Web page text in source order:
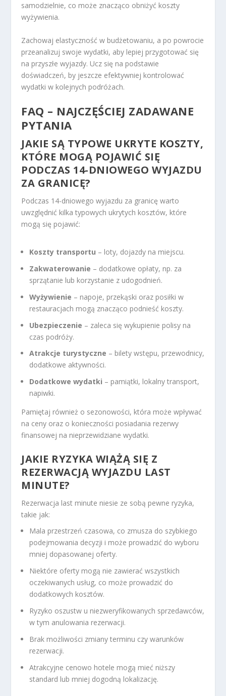
samodzielnie, co może znacząco obniżyć koszty
wyżywienia.
Zachowaj elastyczność w budżetowaniu, a po powrocie
przeanalizuj swoje wydatki, aby lepiej przygotować się
na przyszłe wyjazdy. Ucz się na podstawie
doświadczeń, by jeszcze efektywniej kontrolować
wydatki w kolejnych podróżach.
FAQ – NAJCZĘŚCIEJ ZADAWANE
PYTANIA
JAKIE SĄ TYPOWE UKRYTE KOSZTY,
KTÓRE MOGĄ POJAWIĆ SIĘ
PODCZAS 14-DNIOWEGO WYJAZDU
ZA GRANICĘ?
Podczas 14-dniowego wyjazdu za granicę warto
uwzględnić kilka typowych ukrytych kosztów, które
mogą się pojawić:
Koszty transportu – loty, dojazdy na miejscu.
Zakwaterowanie – dodatkowe opłaty, np. za
sprzątanie lub korzystanie z udogodnień.
Wyżywienie – napoje, przekąski oraz posiłki w
restauracjach mogą znacząco podnieść koszty.
Ubezpieczenie – zaleca się wykupienie polisy na
czas podróży.
Atrakcje turystyczne – bilety wstępu, przewodnicy,
dodatkowe aktywności.
Dodatkowe wydatki – pamiątki, lokalny transport,
napiwki.
Pamiętaj również o sezonowości, która może wpływać
na ceny oraz o konieczności posiadania rezerwy
finansowej na nieprzewidziane wydatki.
JAKIE RYZYKA WIĄŻĄ SIĘ Z
REZERWACJĄ WYJAZDU LAST
MINUTE?
Rezerwacja last minute niesie ze sobą pewne ryzyka,
takie jak:
Mala przestrzeń czasowa, co zmusza do szybkiego
podejmowania decyzji i może prowadzić do wyboru
mniej dopasowanej oferty.
Niektóre oferty mogą nie zawierać wszystkich
oczekiwanych usług, co może prowadzić do
dodatkowych kosztów.
Ryzyko oszustw u niezweryfikowanych sprzedawców,
w tym anulowania rezerwacji.
Brak możliwości zmiany terminu czy warunków
rezerwacji.
Atrakcyjne cenowo hotele mogą mieć niższy
standard lub mniej dogodną lokalizację.